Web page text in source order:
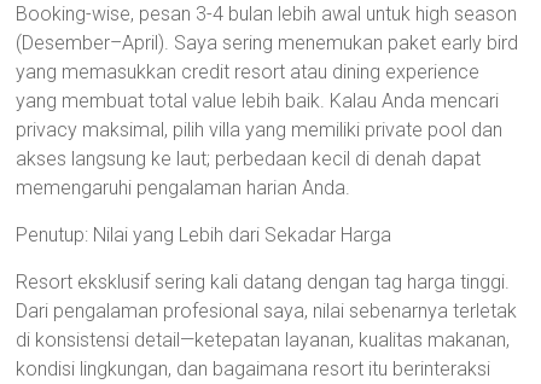
Booking-wise, pesan 3-4 bulan lebih awal untuk high season
(Desember–April). Saya sering menemukan paket early bird
yang memasukkan credit resort atau dining experience
yang membuat total value lebih baik. Kalau Anda mencari
privacy maksimal, pilih villa yang memiliki private pool dan
akses langsung ke laut; perbedaan kecil di denah dapat
memengaruhi pengalaman harian Anda.
Penutup: Nilai yang Lebih dari Sekadar Harga
Resort eksklusif sering kali datang dengan tag harga tinggi.
Dari pengalaman profesional saya, nilai sebenarnya terletak
di konsistensi detail—ketepatan layanan, kualitas makanan,
kondisi lingkungan, dan bagaimana resort itu berinteraksi